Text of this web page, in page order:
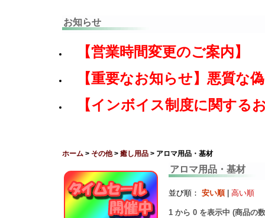
お知らせ
【営業時間変更のご案内】
【重要なお知らせ】悪質な
【インボイス制度に関する
ホーム > その他> 癒し用品 > アロマ用品・基材
アロマ用品・基材
並び順： 安い順| 高い順
1 から 0 を表示中 (商品の